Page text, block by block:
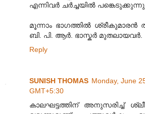
എന്നിവര്‍ ചര്‍ച്ചയില്‍ പങ്കെടുക്കുന്നു.
മൂന്നാം ഭാഗത്തില്‍ ശ്രീകുമാരന്‍
ബി. പി. ആര്‍. ഭാസ്കര്‍ മുതലായവര്‍.
Reply
SUNISH THOMAS Monday, June
GMT+5:30
കാലഘട്ടത്തിന് അനുസരിച്ച്